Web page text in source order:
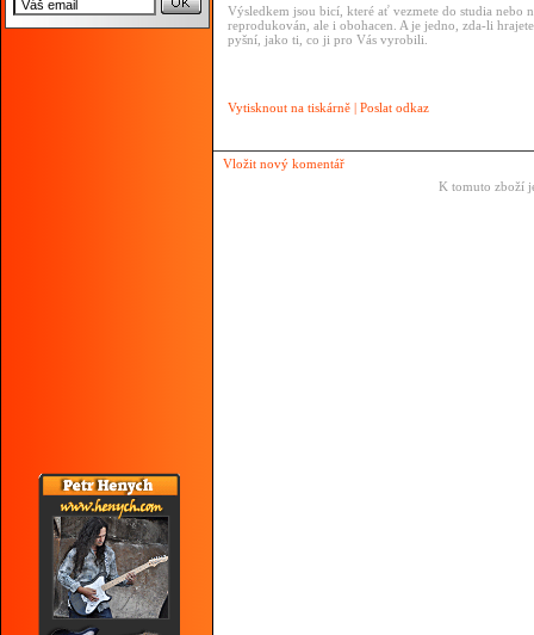
Výsledkem jsou bicí, které ať vezmete do studia nebo
reprodukován, ale i obohacen. A je jedno, zda-li
pyšní, jako ti, co ji pro Vás vyrobili.
Vytisknout na tiskárně | Poslat odkaz
Vložit nový komentář
K tomuto zboží